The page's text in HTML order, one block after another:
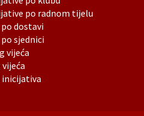
po radnom tijelu
dostavi
sjednici
vijeća